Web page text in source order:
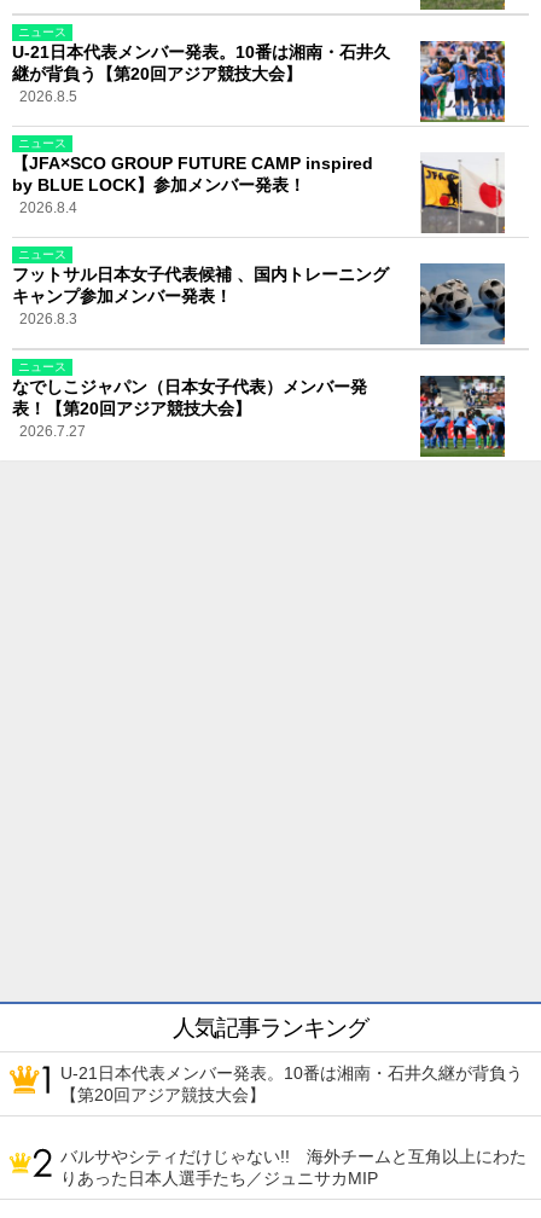
ニュース
U-21日本代表メンバー発表。10番は湘南・石井久
継が背負う【第20回アジア競技大会】
2026.8.5
ニュース
【JFA×SCO GROUP FUTURE CAMP inspired
by BLUE LOCK】参加メンバー発表！
2026.8.4
ニュース
フットサル日本女子代表候補 、国内トレーニング
キャンプ参加メンバー発表！
2026.8.3
ニュース
なでしこジャパン（日本女子代表）メンバー発
表！【第20回アジア競技大会】
2026.7.27
人気記事ランキング
U-21日本代表メンバー発表。10番は湘南・石井久継が背負う
【第20回アジア競技大会】
バルサやシティだけじゃない!! 海外チームと互角以上にわた
りあった日本人選手たち／ジュニサカMIP